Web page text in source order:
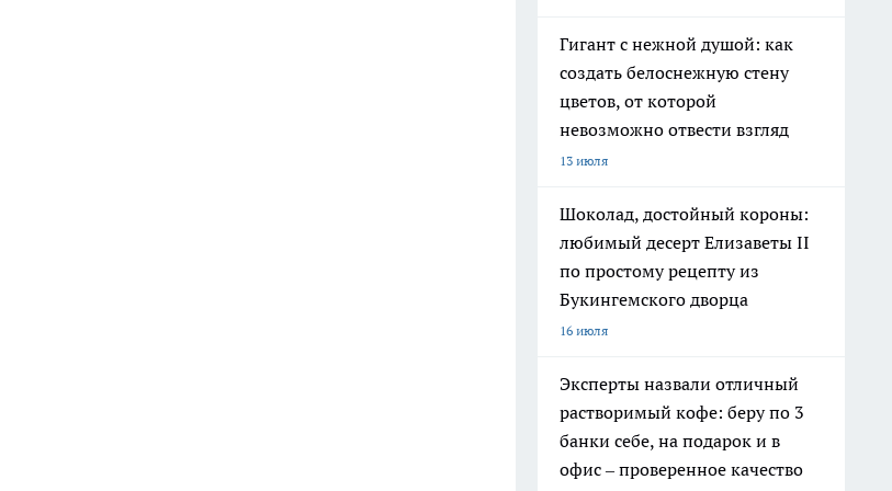
Гигант с нежной душой: как
создать белоснежную стену
цветов, от которой
невозможно отвести взгляд
13 июля
Шоколад, достойный короны:
любимый десерт Елизаветы II
по простому рецепту из
Букингемского дворца
16 июля
Эксперты назвали отличный
растворимый кофе: беру по 3
банки себе, на подарок и в
офис – проверенное качество